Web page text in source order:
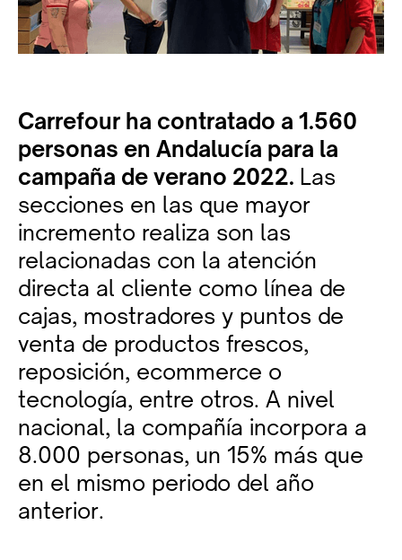
Carrefour ha contratado a 1.560
personas en Andalucía para la
campaña de verano 2022. Las
secciones en las que mayor
incremento realiza son las
relacionadas con la atención
directa al cliente como línea de
cajas, mostradores y puntos de
venta de productos frescos,
reposición, ecommerce o
tecnología, entre otros. A nivel
nacional, la compañía incorpora a
8.000 personas, un 15% más que
en el mismo periodo del año
anterior.